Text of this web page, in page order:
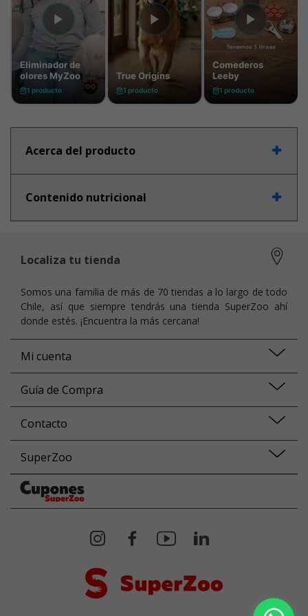
Acerca del producto
Contenido nutricional
Localiza tu tienda
Somos una familia de más de 70 tiendas a lo largo de todo
Chile, así que siempre tendrás una tienda SuperZoo ahí
donde estés. ¡Encuentra la más cercana!
Mi cuenta
Guía de Compra
Contacto
SuperZoo